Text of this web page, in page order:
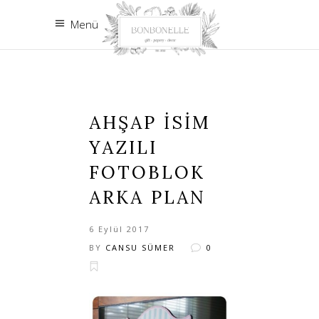
Menü
AHŞAP ISIM
YAZILI
FOTOBLOK
ARKA PLAN
6 Eylül 2017
BY CANSU SÜMER 0